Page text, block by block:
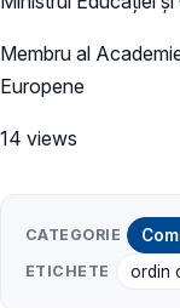
Membru al
Europene
14 views
CATEGORIE
ETICHETE ordin